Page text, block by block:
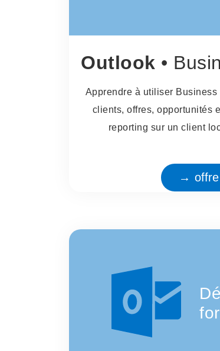
Outlook •
Apprendre à utiliser
clients, offres, opportunités
reporting sur un client
→